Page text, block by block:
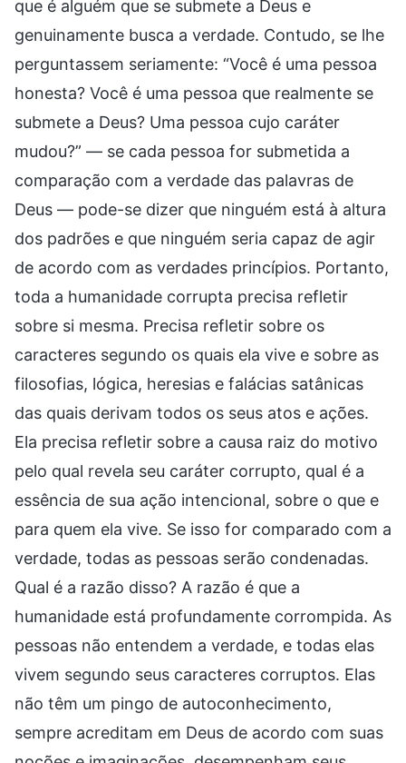
que é alguém que se submete a Deus e
genuinamente busca a verdade. Contudo, se lhe
perguntassem seriamente: “Você é uma pessoa
honesta? Você é uma pessoa que realmente se
submete a Deus? Uma pessoa cujo caráter
mudou?” — se cada pessoa for submetida a
comparação com a verdade das palavras de
Deus — pode-se dizer que ninguém está à altura
dos padrões e que ninguém seria capaz de agir
de acordo com as verdades princípios. Portanto,
toda a humanidade corrupta precisa refletir
sobre si mesma. Precisa refletir sobre os
caracteres segundo os quais ela vive e sobre as
filosofias, lógica, heresias e falácias satânicas
das quais derivam todos os seus atos e ações.
Ela precisa refletir sobre a causa raiz do motivo
pelo qual revela seu caráter corrupto, qual é a
essência de sua ação intencional, sobre o que e
para quem ela vive. Se isso for comparado com a
verdade, todas as pessoas serão condenadas.
Qual é a razão disso? A razão é que a
humanidade está profundamente corrompida. As
pessoas não entendem a verdade, e todas elas
vivem segundo seus caracteres corruptos. Elas
não têm um pingo de autoconhecimento,
sempre acreditam em Deus de acordo com suas